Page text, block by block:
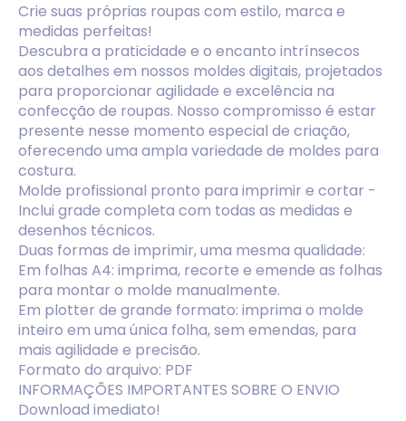
Crie suas próprias roupas com estilo, marca e
medidas perfeitas!
Descubra a praticidade e o encanto intrínsecos
aos detalhes em nossos moldes digitais, projetados
para proporcionar agilidade e excelência na
confecção de roupas. Nosso compromisso é estar
presente nesse momento especial de criação,
oferecendo uma ampla variedade de moldes para
costura.
Molde profissional pronto para imprimir e cortar -
Inclui grade completa com todas as medidas e
desenhos técnicos.
Duas formas de imprimir, uma mesma qualidade:
Em folhas A4: imprima, recorte e emende as folhas
para montar o molde manualmente.
Em plotter de grande formato: imprima o molde
inteiro em uma única folha, sem emendas, para
mais agilidade e precisão.
Formato do arquivo: PDF
INFORMAÇÕES IMPORTANTES SOBRE O ENVIO
Download imediato!